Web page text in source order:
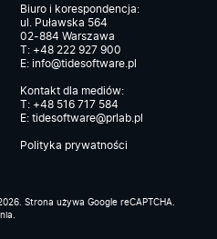
Biuro i korespondencja:
ul. Puławska 564
02-884 Warszawa
T: +48 222 927 900
E: info@tidesoftware.pl
Kontakt dla mediów:
T: +48 516 717 584
E: tidesoftware@prlab.pl
Polityka prywatności
Strona używa Google reCAPTCHA.
.